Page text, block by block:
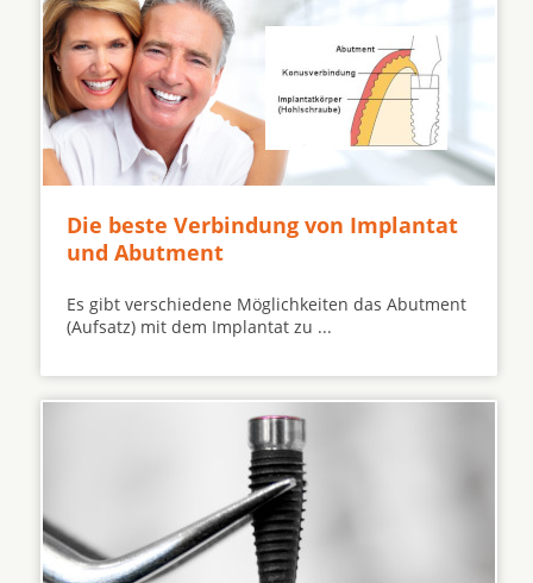
Die beste Verbindung von Implantat
und Abutment
Es gibt verschiedene Möglichkeiten das Abutment
(Aufsatz) mit dem Implantat zu ...